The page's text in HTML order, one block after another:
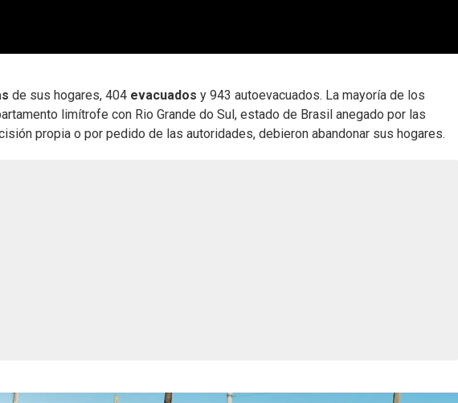
de sus hogares, 404 evacuados y 943 autoevacuados. La mayoría de los
limítrofe con Rio Grande do Sul, estado de Brasil anegado por las
propia o por pedido de las autoridades, debieron abandonar sus hogares.